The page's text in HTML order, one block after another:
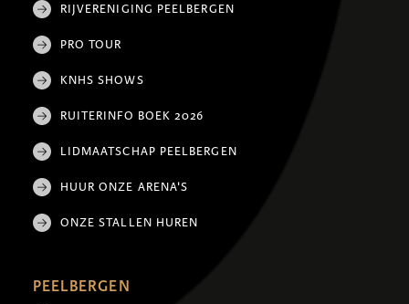
RIJVERENIGING PEELBERGEN
PRO TOUR
KNHS SHOWS
RUITERINFO BOEK 2026
LIDMAATSCHAP PEELBERGEN
HUUR ONZE ARENA'S
ONZE STALLEN HUREN
PEELBERGEN